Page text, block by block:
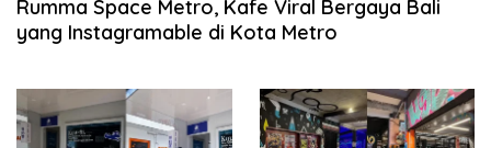
Rumma Space Metro, Kafe Viral Bergaya Bali
yang Instagramable di Kota Metro